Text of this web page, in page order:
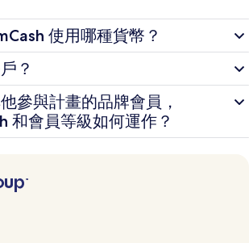
使用哪種貨幣？
？
參與計畫的品牌會員，
和會員等級如何運作？